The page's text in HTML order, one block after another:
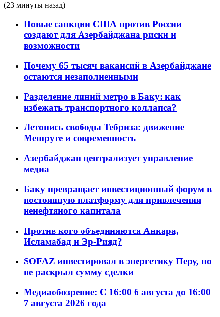
(23 минуты назад)
Новые санкции США против России
создают для Азербайджана риски и
возможности
Почему 65 тысяч вакансий в Азербайджане
остаются незаполненными
Разделение линий метро в Баку: как
избежать транспортного коллапса?
Летопись свободы Тебриза: движение
Мешруте и современность
Азербайджан централизует управление
медиа
Баку превращает инвестиционный форум в
постоянную платформу для привлечения
ненефтяного капитала
Против кого объединяются Анкара,
Исламабад и Эр-Рияд?
SOFAZ инвестировал в энергетику Перу, но
не раскрыл сумму сделки
Медиаобозрение: С 16:00 6 августа до 16:00
7 августа 2026 года